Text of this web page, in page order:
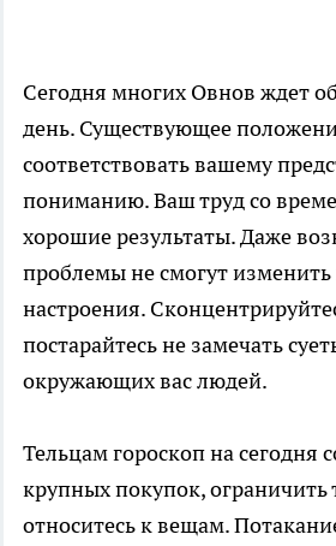
Сегодня многих Овнов ждет
день. Существующее
соответствовать вашему
пониманию. Ваш труд со
хорошие результаты. Даже
проблемы не смогут
настроения.
постарайтесь не замечать
окружающих вас людей.
Тельцам гороскоп на сегодня
крупных покупок, ограничить
относитесь к вещам.